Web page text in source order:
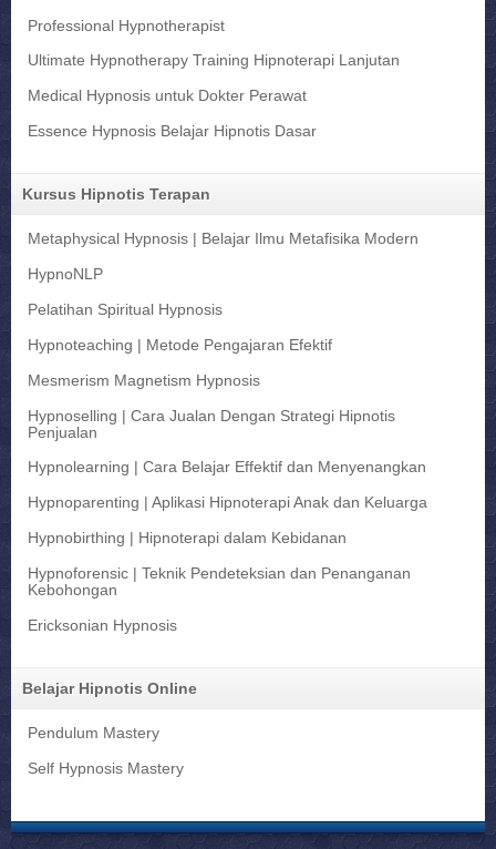
Professional Hypnotherapist
Ultimate Hypnotherapy Training Hipnoterapi Lanjutan
Medical Hypnosis untuk Dokter Perawat
Essence Hypnosis Belajar Hipnotis Dasar
Kursus Hipnotis Terapan
Metaphysical Hypnosis | Belajar Ilmu Metafisika Modern
HypnoNLP
Pelatihan Spiritual Hypnosis
Hypnoteaching | Metode Pengajaran Efektif
Mesmerism Magnetism Hypnosis
Hypnoselling | Cara Jualan Dengan Strategi Hipnotis
Penjualan
Hypnolearning | Cara Belajar Effektif dan Menyenangkan
Hypnoparenting | Aplikasi Hipnoterapi Anak dan Keluarga
Hypnobirthing | Hipnoterapi dalam Kebidanan
Hypnoforensic | Teknik Pendeteksian dan Penanganan
Kebohongan
Ericksonian Hypnosis
Belajar Hipnotis Online
Pendulum Mastery
Self Hypnosis Mastery